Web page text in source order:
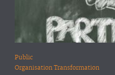
Public
Organisation Transformation